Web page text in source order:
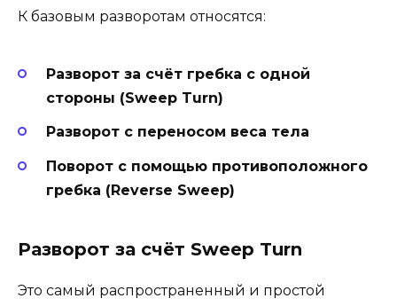
К базовым разворотам относятся:
Разворот за счёт гребка с одной
стороны (Sweep Turn)
Разворот с переносом веса тела
Поворот с помощью противоположного
гребка (Reverse Sweep)
Разворот за счёт Sweep Turn
Это самый распространенный и простой